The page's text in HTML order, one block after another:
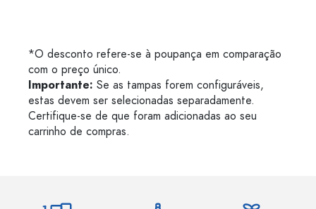
*O desconto refere-se à poupança em comparação
com o preço único.
Importante: Se as tampas forem configuráveis,
estas devem ser selecionadas separadamente.
Certifique-se de que foram adicionadas ao seu
carrinho de compras.